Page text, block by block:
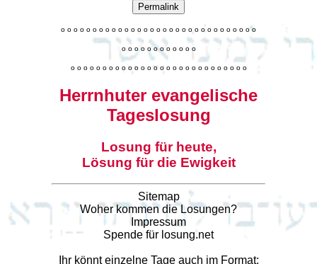
Permalink
o o o o o o o o o o o o o o o o o o o o o o o o o o o o o o o
o o o o o o o o o o o o
o o o o o o o o o o o o o o o o o o o o o o o o o o o o
Herrnhuter evangelische
Tageslosung
Losung für heute,
Lösung für die Ewigkeit
Sitemap
Woher kommen die Losungen?
Impressum
Spende für losung.net
Ihr könnt einzelne Tage auch im Format: